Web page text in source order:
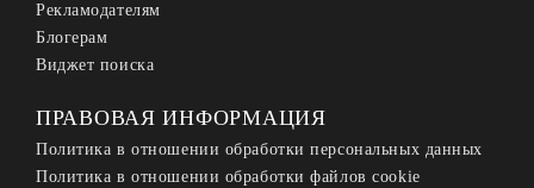
Рекламодателям
Блогерам
Виджет поиска
ПРАВОВАЯ ИНФОРМАЦИЯ
Политика в отношении обработки персональных данных
Политика в отношении обработки файлов cookie